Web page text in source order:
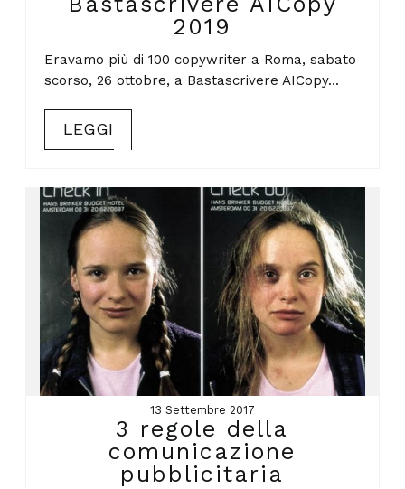
2019
Eravamo più di 100 copywriter a Roma, sabato
scorso, 26 ottobre, a Bastascrivere AICopy...
LEGGI
13 Settembre 2017
3 regole della
comunicazione
pubblicitaria